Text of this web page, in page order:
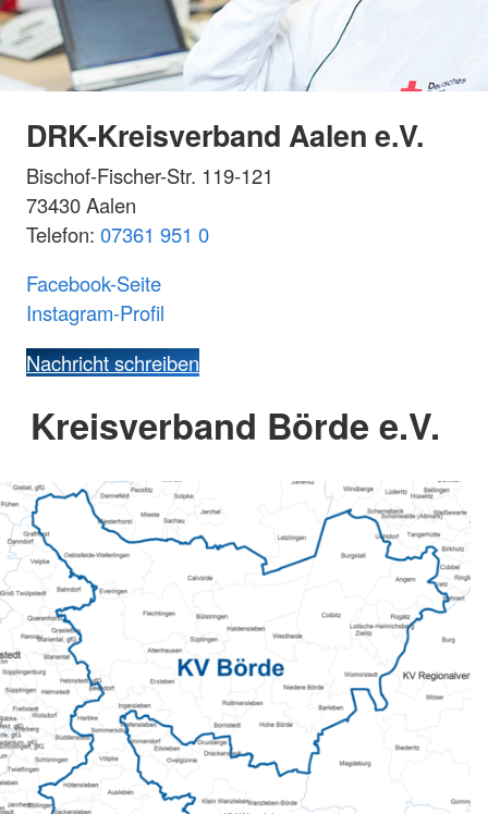
DRK-Kreisverband Aalen e.V.
Bischof-Fischer-Str. 119-121
73430 Aalen
Telefon: 07361 951 0
Facebook-Seite
Instagram-Profil
Nachricht schreiben
Kreisverband Börde e.V.